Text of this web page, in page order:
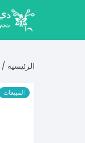
الرئيسية /
المبيعات